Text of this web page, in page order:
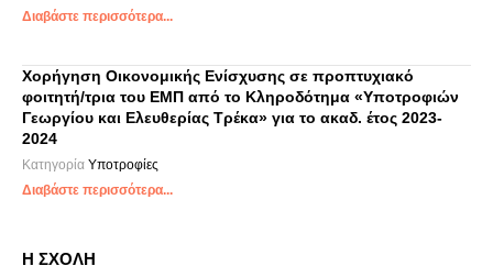
Διαβάστε περισσότερα...
Χορήγηση Οικονομικής Ενίσχυσης σε προπτυχιακό
φοιτητή/τρια του ΕΜΠ από το Κληροδότημα «Υποτροφιών
Γεωργίου και Ελευθερίας Τρέκα» για το ακαδ. έτος 2023-
2024
Κατηγορία Υποτροφίες
Διαβάστε περισσότερα...
Η ΣΧΟΛΗ